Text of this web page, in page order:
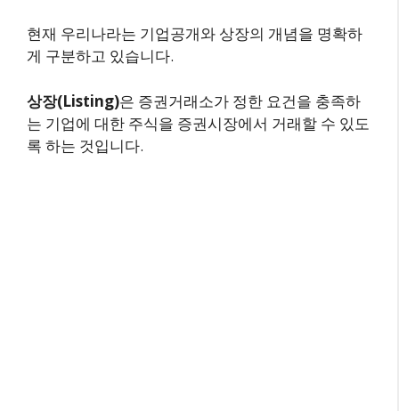
현재 우리나라는 기업공개와 상장의 개념을 명확하
게 구분하고 있습니다.
상장(Listing)은 증권거래소가 정한 요건을 충족하
는 기업에 대한 주식을 증권시장에서 거래할 수 있도
록 하는 것입니다.